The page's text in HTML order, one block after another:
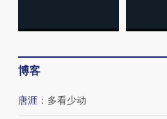
博客
唐涯 ： 多看少动